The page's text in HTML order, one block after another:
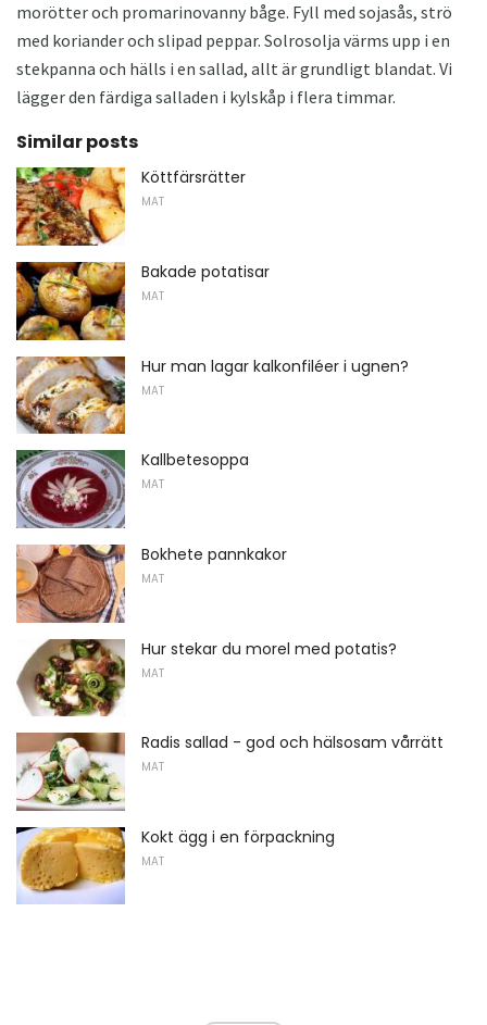
morötter och promarinovanny båge. Fyll med sojasås, strö
med koriander och slipad peppar. Solrosolja värms upp i en
stekpanna och hälls i en sallad, allt är grundligt blandat. Vi
lägger den färdiga salladen i kylskåp i flera timmar.
Similar posts
Köttfärsrätter
MAT
Bakade potatisar
MAT
Hur man lagar kalkonfiléer i ugnen?
MAT
Kallbetesoppa
MAT
Bokhete pannkakor
MAT
Hur stekar du morel med potatis?
MAT
Radis sallad - god och hälsosam vårrätt
MAT
Kokt ägg i en förpackning
MAT